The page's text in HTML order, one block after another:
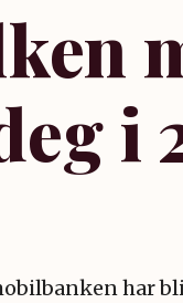
i
har